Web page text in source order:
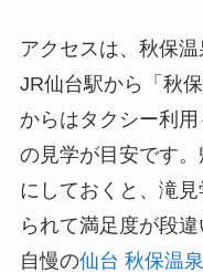
アクセスは、秋保
JR仙台駅から「秋
からはタクシー利
の見学が目安です
にしておくと、滝
られて満足度が段
自慢の仙台 秋保温